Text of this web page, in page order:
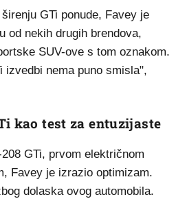
GTi ponude, Favey je
od nekih drugih brendova,
SUV-ove s tom oznakom.
izvedbi nema puno smisla",
kao test za entuzijaste
GTi, prvom električnom
Favey je izrazio optimizam.
dolaska ovog automobila.